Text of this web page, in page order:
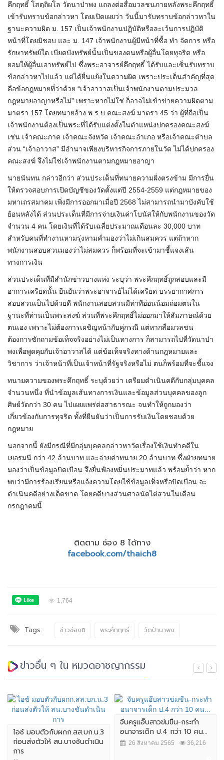
คึกฤทธิ์ โสตฺถิผโล วัดนาป่าพง แถลงต่อสื่อมวลชนภายหลังพระคึกฤทธิ์
เข้ารับทราบข้อกล่าวหา โดยเปิดเผยว่า วันนี้มารับทราบข้อกล่าวหาใน
ฐานะความผิด ม. 157 เป็นเจ้าพนักงานปฏิบัติหรือละเว้นการปฏิบัติ
หน้าที่โดยมิชอบ และ ม. 147 เจ้าพนักงานผู้มีหน้าที่ซื้อ ทำ จัดการ หรือ
รักษาทรัพย์ใด เบียดบังทรัพย์นั้นเป็นของตนหรือผู้อื่นโดยทุจริต หรือ
ยอมให้ผู้อื่นเอาทรัพย์ไป ซึ่งพระอาจารย์คึกฤทธิ์ ได้รับและเซ็นรับทราบ
ข้อกล่าวหาไปแล้ว แต่ได้ยื่นแย้งในความผิด เพราะประเด็นสำคัญที่สุด
คือข้อกฎหมายที่ว่าด้วย “เจ้าอาวาสเป็นเจ้าพนักงานตามประมวล
กฎหมายอาญาหรือไม่” เพราะหากไม่ใช่ ก็อาจไม่เข้าข่ายความผิดตาม
มาตรา 157 โดยทนายอ้าง พ.ร.บ.คณะสงฆ์ มาตรา 45 ว่า ผู้ที่ถือเป็น
เจ้าพนักงานต้องเป็นพระที่ได้รับแต่งตั้งในตำแหน่งปกครองคณะสงฆ์
เช่น เจ้าคณะภาค เจ้าคณะจังหวัด เจ้าคณะอำเภอ หรือเจ้าคณะตำบล
ส่วน “เจ้าอาวาส” มีอำนาจเพียงบริหารกิจการภายในวัด ไม่ได้ปกครอง
คณะสงฆ์ จึงไม่ใช่เจ้าพนักงานตามกฎหมายอาญา
นายนันทน กล่าวอีกว่า ส่วนประเด็นที่ทนายความฝั่งตรงข้าม มีการยื่น
ให้ตรวจสอบการเปิดบัญชีของวัดตั้งแต่ปี 2554-2559 แต่กฎหมายของ
มหาเถรสมาคม เพิ่งมีการออกมาเมื่อปี 2568 ไม่สามารถนำมาบังคับใช้
ย้อนหลังได้ ส่วนประเด็นที่มีการจ่ายเงินค่าโบนัสให้กับพนักงานของวัด
จำนวน 4 คน โดยเงินที่ได้รับเฉลี่ยประมาณเดือนละ 30,000 บาท
สำหรับคนที่ทำงานหามรุ่งหามค่ำมองว่าไม่เกินสมควร แต่ถ้าหาก
พนักงานสอบสวนมองว่าไม่สมควร ก็พร้อมที่จะเข้ามาชี้แจงเส้น
ทางการเงิน
ส่วนประเด็นที่มีสำนักข่าวบางแห่ง ระบุว่า พระคึกฤทธิ์ถูกสอบและมี
อาการเครียดนั้น ยืนยันว่าพระอาจารย์ไม่ได้เครียด บรรยากาศการ
สอบสวนเป็นไปด้วยดี พนักงานสอบสวนมีท่าทีอ่อนน้อมถ่อมตนใน
ฐานะที่ท่านเป็นพระสงฆ์ ส่วนที่พระคึกฤทธิ์ไม่ออกมาให้สัมภาษณ์ด้วย
ตนเอง เพราะไม่ต้องการเผชิญหน้ากับคู่กรณี แต่หากสื่อมวลชน
ต้องการซักถามข้อเท็จจริงอย่างไม่เป็นทางการ ก็สามารถไปที่วัดนาป่า
พงเพื่อพูดคุยกับเจ้าอาวาสได้ แต่ข้อเท็จจริงทางด้านกฎหมายและ
วิชาการ ว่าเจ้าหน้าที่เป็นเจ้าหน้าที่รัฐจริงหรือไม่ ตนก็พร้อมที่จะชี้แจง
ทนายความของพระคึกฤทธิ์ ระบุด้วยว่า เตรียมดำเนินคดีกับกลุ่มบุคคล
จำนวนหนึ่ง ที่นำข้อมูลเส้นทางการเงินและข้อมูลส่วนบุคคลของลูก
ศิษย์วัดกว่า 30 คน ไปเผยแพร่ต่อสาธารณะ จนทำให้ถูกมองว่า
เกี่ยวข้องกับการทุจริต ทั้งที่ยืนยันว่าเป็นการรับเงินโดยชอบด้วย
กฎหมาย
นอกจากนี้ ยังมีกรณีที่มีกลุ่มบุคคลกล่าวหาวัดเรื่องใช้เงินทำคดีใน
เยอรมนี กว่า 42 ล้านบาท และจ่ายค่าทนาย 20 ล้านบาท ซึ่งฝ่ายทนาย
มองว่าเป็นข้อมูลบิดเบือน จึงยื่นฟ้องหมิ่นประมาทแล้ว พร้อมย้ำว่า หาก
พบว่ามีการร้องเรียนหรือแจ้งความโดยใช้ข้อมูลเท็จหรือบิดเบือน จะ
ดำเนินคดีอย่างเด็ดขาด โดยคดีบางส่วนศาลนัดไต่สวนในเดือน
กรกฎาคมนี้
ติดตาม ช่อง 8 ได้ทาง
facebook.com/thaich8
1,764
Tags: ข่าวช่อง8 พระคึกฤทธิ์ วัดป่านาพง
ข่าวอื่น ๆ ใน หมวดอาชญากรรม
ไอซ์ มอบตัวกับผกก.สส.บก.น.3
ก่อนส่งตัวให้ สน.บางชันดำเนิน
การ
จับครูแอ๊บสาวข่มขืน-กระทำ
อนาจารเด็ก ป.4 กว่า 10 คน...
26 สิงหาคม 2565 36,216